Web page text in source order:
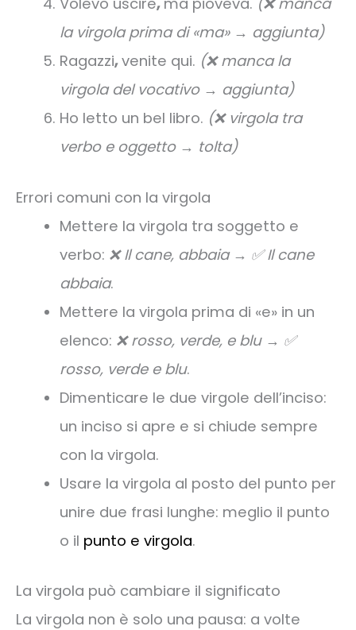
la virgola prima di «ma» → aggiunta)
Ragazzi,venite qui. (❌ manca la
virgola del vocativo → aggiunta)
Ho letto un bel libro. (❌ virgola tra
verbo e oggetto → tolta)
Errori comuni con la virgola
Mettere la virgola tra soggetto e
verbo: ❌ Il cane, abbaia → ✅ Il cane
abbaia.
Mettere la virgola prima di «e» in un
elenco: ❌ rosso, verde, e blu → ✅
rosso, verde e blu.
Dimenticare le due virgole dell’inciso:
un inciso si apre e si chiude sempre
con la virgola.
Usare la virgola al posto del punto per
unire due frasi lunghe: meglio il punto
o il punto e virgola.
La virgola può cambiare il significato
La virgola non è solo una pausa: a volte